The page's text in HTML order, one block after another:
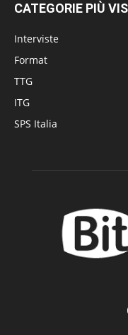
CATEGORIE PIÙ
Interviste
Format
TTG
ITG
SPS Italia